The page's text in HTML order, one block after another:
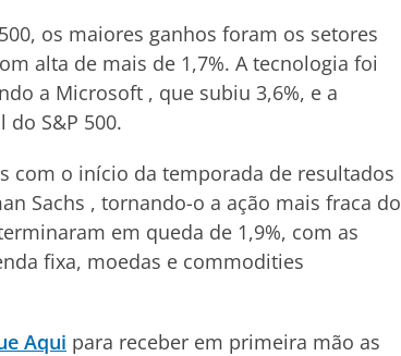
os maiores ganhos foram os setores
alta de mais de 1,7%. A tecnologia foi
a Microsoft , que subiu 3,6%, e a
S&P 500.
com o início da temporada de resultados
Sachs , tornando-o a ação mais fraca do
em queda de 1,9%, com as
fixa, moedas e commodities
Aqui para receber em primeira mão as